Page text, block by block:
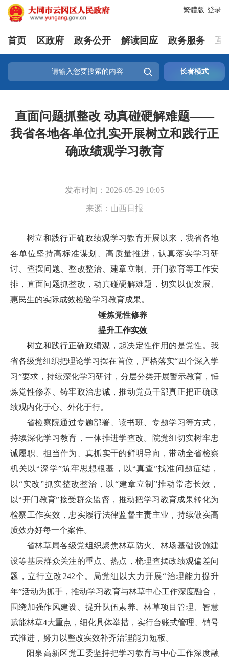
登录
繁體版
首页 区政府 政务公开 解读回应 政务服务 互
 长者模式
直面问题抓整改 动真碰硬解难题——
我省各地各单位扎实开展树立和践行正
确政绩观学习教育
发布时间： 2026-05-29 10:05
来源： 山西日报
树立和践行正确政绩观学习教育开展以来，我省各地
各单位坚持高标准谋划、高质量推进，认真落实学习研
讨、查摆问题、整改整治、建章立制、开门教育等工作安
排，直面问题抓整改，动真碰硬解难题，切实以促发展、
惠民生的实际成效检验学习教育成果。
锤炼党性修养
提升工作实效
树立和践行正确政绩观，起决定性作用的是党性。我
省各级党组织把理论学习摆在首位，严格落实“四个深入学
习”要求，持续深化学习研讨，分层分类开展警示教育，锤
炼党性修养、铸牢政治忠诚，推动党员干部真正把正确政
绩观内化于心、外化于行。
省检察院通过专题部署、读书班、专题学习等方式，
持续深化学习教育，一体推进学查改。院党组切实树牢忠
诚履职、担当作为、真抓实干的鲜明导向，带动全省检察
机关以“深学”筑牢思想根基，以“真查”找准问题症结，
以“实改”抓实整改整治，以“建章立制”推动常态长效，
以“开门教育”接受群众监督，推动把学习教育成果转化为
检察工作实效，忠实履行法律监督主责主业，持续做实高
质效办好每一个案件。
省林草局各级党组织聚焦林草防火、林场基础设施建
设等基层群众关注的重点、热点，梳理查摆政绩观偏差问
题，立行立改242个。局党组以大力开展“治理能力提升
年”活动为抓手，推动学习教育与林草中心工作深度融合，
围绕加强作风建设、提升队伍素养、林草项目管理、智慧
赋能林草4大重点，细化具体举措，实行台账式管理、销号
式推进，努力以整改实效补齐治理能力短板。
阳泉高新区党工委坚持把学习教育与中心工作深度融